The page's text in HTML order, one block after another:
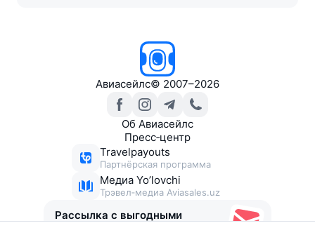
Авиасейлс© 2007–2026
Об Авиасейлс
Пресс‑центр
Travelpayouts
Партнёрская программа
Медиа Yo’lovchi
Трэвел‑медиа Aviasales.uz
Рассылка с выгодными